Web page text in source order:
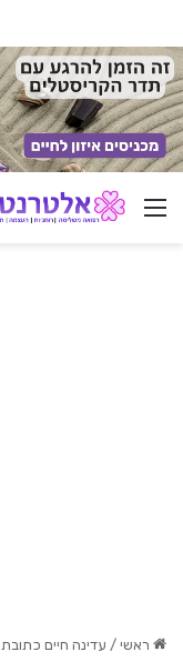
ניווט באתר
ראשי / עדינה חיים כתובת